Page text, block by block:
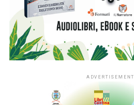
ADVERTISEMENT